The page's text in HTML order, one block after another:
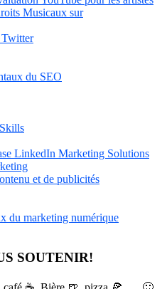
Musicaux sur
du SEO
LinkedIn Marketing Solutions
et de publicités
du marketing numérique
SOUTENIR!